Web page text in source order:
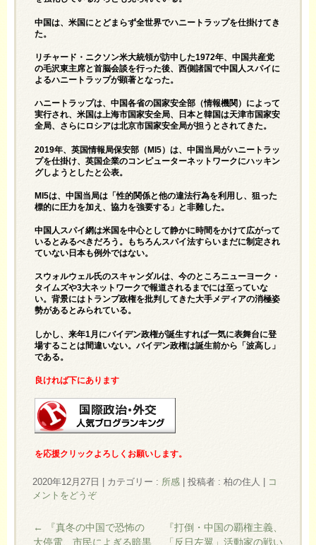
中国は、米国にとどまらず全世界でハニートラップを仕掛けてき
た。
リチャード・ニクソン米大統領が訪中した1972年、中国共産党
の毛沢東主席と首脳会談を行った後、西側諸国で中国人スパイに
よるハニートラップが顕著となった。
ハニートラップは、中国各省の国家安全部（情報機関）によって
実行され、米国は上海市国家安全局、日本と韓国は天津市国家安
全局、さらにロシアは北京市国家安全局が担うとされてきた。
2019年、英国情報局保安部（MI5）は、中国当局がハニートラッ
プを仕掛け、英国企業のコンピューターネットワークにハッキン
グしようとしたと公表。
MI5は、中国当局は「性的関係と他の違法行為を利用し、狙った
標的に圧力を加え、協力を強要する」と非難した。
中国人スパイ網は米国を中心として静かに時間をかけて広がって
いるとみるべきだろう。もちろんスパイ法すらいまだに制定され
ていない日本も例外ではない。
スウォルウェル氏のスキャンダルは、今のところニューヨーク・
タイムズや3大ネットワークで報道されるまでには至っていな
い。背景にはトランプ政権を批判してきた大手メディアの消極姿
勢があるとみられている。
しかし、来年1月にバイデン政権が誕生すれば一気に表舞台に登
場することは間違いない。バイデン政権は誕生前から「波高し」
である。
良ければ下にあります
を応援クリックよろしくお願いします。
2020年12月27日 カテゴリー : 所感 投稿者 : 柏の住人
コ
メントをどうぞ
←
『真冬の中国で恐怖の
大停電、市民によぎる暗黒
『打倒・中国の覇権主義、
「反日左翼」活動家の戦い